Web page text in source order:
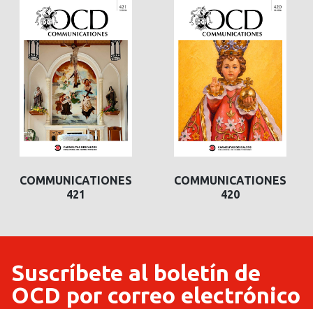
COMMUNICATIONES
421
COMMUNICATIONES
420
Suscríbete al boletín de
OCD por correo electrónico